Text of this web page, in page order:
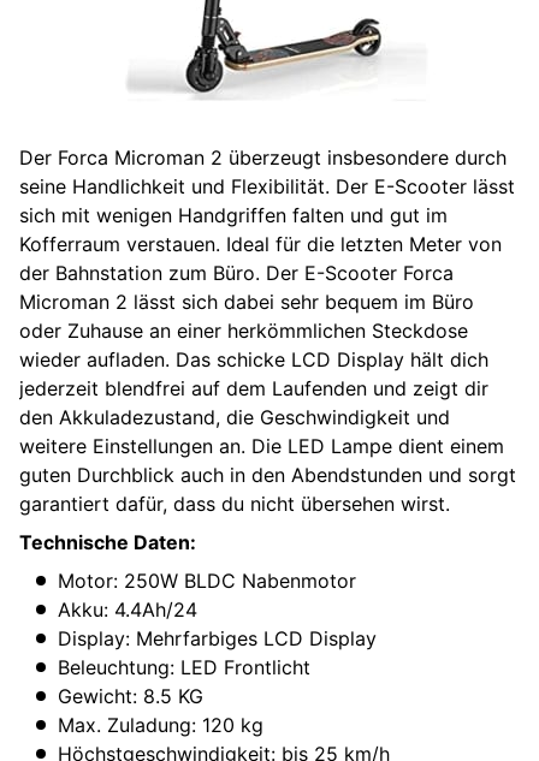
Der Forca Microman 2 überzeugt insbesondere durch
seine Handlichkeit und Flexibilität. Der E-Scooter lässt
sich mit wenigen Handgriffen falten und gut im
Kofferraum verstauen. Ideal für die letzten Meter von
der Bahnstation zum Büro. Der E-Scooter Forca
Microman 2 lässt sich dabei sehr bequem im Büro
oder Zuhause an einer herkömmlichen Steckdose
wieder aufladen. Das schicke LCD Display hält dich
jederzeit blendfrei auf dem Laufenden und zeigt dir
den Akkuladezustand, die Geschwindigkeit und
weitere Einstellungen an. Die LED Lampe dient einem
guten Durchblick auch in den Abendstunden und sorgt
garantiert dafür, dass du nicht übersehen wirst.
Technische Daten:
Motor: 250W BLDC Nabenmotor
Akku: 4.4Ah/24
Display: Mehrfarbiges LCD Display
Beleuchtung: LED Frontlicht
Gewicht: 8.5 KG
Max. Zuladung: 120 kg
Höchstgeschwindigkeit: bis 25 km/h